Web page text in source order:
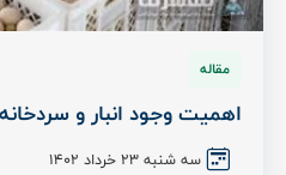
مقاله
اهمیت وجود انبار و
سه شنبه ۲۳ خرداد ۱۴۰۲